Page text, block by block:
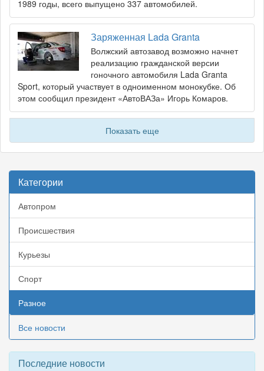
1989 годы, всего выпущено 337 автомобилей.
Заряженная Lada Granta
Волжский автозавод возможно начнет
реализацию гражданской версии
гоночного автомобиля Lada Granta
Sport, который участвует в одноименном монокубке. Об
этом сообщил президент «АвтоВАЗа» Игорь Комаров.
Показать еще
Категории
Автопром
Происшествия
Курьезы
Спорт
Разное
Все новости
Последние новости